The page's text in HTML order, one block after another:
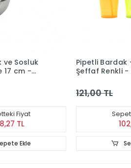
ve Sosluk
17 cm -
Fiyat
TL
Ekle
Pipetli Bardak
Şeffaf Renkli -
121,00 TL